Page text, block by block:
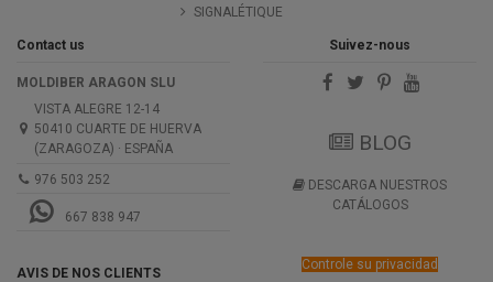
SIGNALÉTIQUE
Contact us
MOLDIBER ARAGON SLU
VISTA ALEGRE 12-14
50410 CUARTE DE HUERVA
(ZARAGOZA) · ESPAÑA
976 503 252
667 838 947
AVIS DE NOS CLIENTS
Suivez-nous
BLOG
DESCARGA NUESTROS
CATÁLOGOS
Controle su privacidad